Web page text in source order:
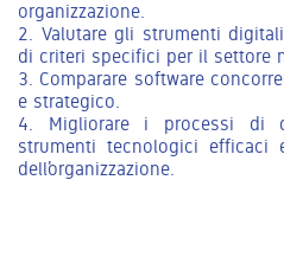
organizzazione.
2. Valutare gli strumenti
di criteri specifici per il settore
3. Comparare software
e strategico.
4. Migliorare i processi di
strumenti tecnologici
dell’organizzazione.